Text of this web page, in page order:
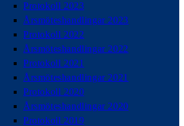
Protokoll 2023
Årsmöteshandlingar 2023
Protokoll 2022
Årsmöteshandlingar 2022
Protokoll 2021
Årsmöteshandlingar 2021
Protokoll 2020
Årsmöteshandlingar 2020
Protokoll 2019